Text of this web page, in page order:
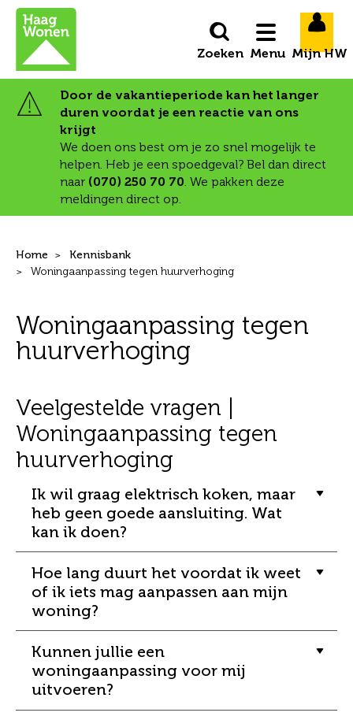
Naar hoofdinhoud
Naar hoofdnavigatiemenu
Naar zoeken
Naar de homepage
Ga naar Hoofd
Menu
Door de vakantieperiode kan het langer
duren voordat je een reactie van ons
krijgt
We doen ons best om je zo snel mogelijk te
helpen. Heb je een spoedgeval? Bel dan direct
naar (070) 250 70 70. We pakken deze
meldingen direct op.
Home
Kennisbank
Woningaanpassing tegen huurverhoging
Woningaanpassing tegen
huurverhoging
Veelgestelde vragen |
Woningaanpassing tegen
huurverhoging
Ik wil graag elektrisch koken, maar
heb geen goede aansluiting. Wat
kan ik doen?
Hoe lang duurt het voordat ik weet
of ik iets mag aanpassen aan mijn
woning?
Kunnen jullie een
woningaanpassing voor mij
uitvoeren?